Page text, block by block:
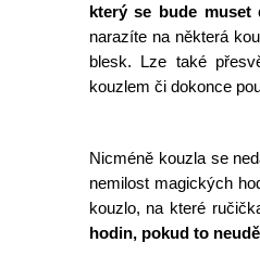
který se bude
narazíte na některá
blesk. Lze také
kouzlem či dokonce
Nicméně kouzla se
nemilost magických
kouzlo, na které
hodin, pokud to